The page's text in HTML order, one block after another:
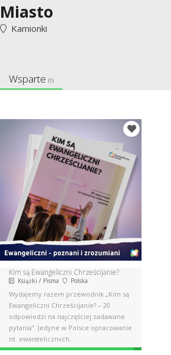
Miasto
Kamionki
Wsparte (1)
Kim są Ewangeliczni Chrześcijanie?
Książki / Pisma Polska
Wydajemy razem przewodnik „Kim są
Ewangeliczni Chrześcijanie? – 20
odpowiedzi na najczęściej zadawane
pytania”. Jedyne w Polsce opracowanie
nt. ewangelicznych.